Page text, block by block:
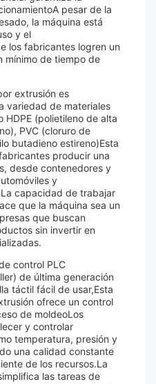
pesar de la
la máquina está
y el
los fabricantes logren un
mínimo de tiempo de
extrusión es
variedad de materiales
(polietileno de alta
PVC (cloruro de
butadieno estireno)Esta
producir una
desde contenedores y
y
capacidad de trabajar
que la máquina sea un
que buscan
sin invertir en
control PLC
de última generación
táctil fácil de usar,Esta
ofrece un control
de moldeoLos
y controlar
temperatura, presión y
una calidad constante
de los recursos.La
las tareas de